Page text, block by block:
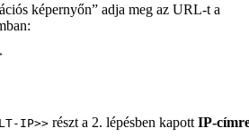
képernyőn” adja meg az URL-t a
IP>> részt a 2. lépésben kapott IP-